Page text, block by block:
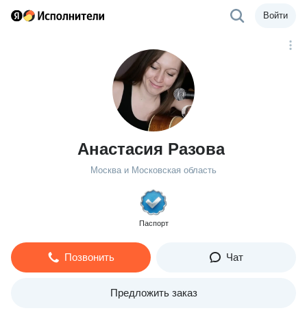
Войти
Анастасия Разова
Москва и Московская область
Паспорт
Позвонить Чат
Предложить заказ